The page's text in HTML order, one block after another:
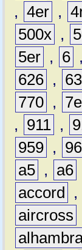
, 4er ,
500x ,
5er , 6 ,
626 , 63
770 ,
,
911 ,
959 ,
a5 , a6
accord
,
aircross